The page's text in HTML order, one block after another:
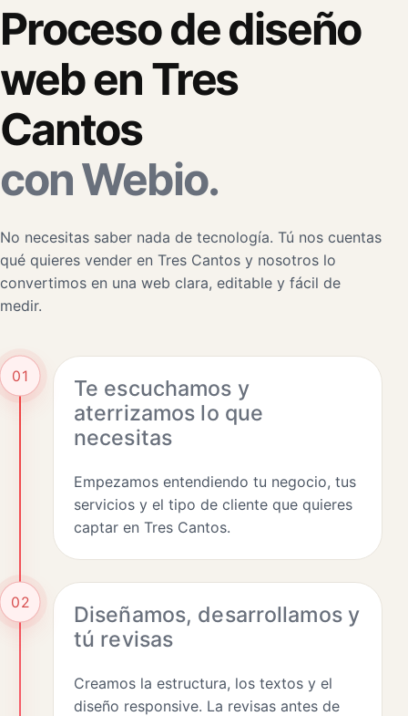
Proceso de diseño
web en Tres
Cantos
con Webio.
No necesitas saber nada de tecnología. Tú nos cuentas
qué quieres vender en Tres Cantos y nosotros lo
convertimos en una web clara, editable y fácil de
medir.
01
Te escuchamos y
aterrizamos lo que
necesitas
Empezamos entendiendo tu negocio, tus
servicios y el tipo de cliente que quieres
captar en Tres Cantos.
02
Diseñamos, desarrollamos y
tú revisas
Creamos la estructura, los textos y el
diseño responsive. La revisas antes de